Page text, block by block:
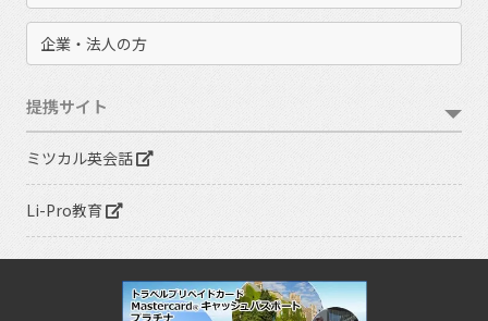
企業・法人の方
提携サイト
ミツカル英会話
Li-Pro教育